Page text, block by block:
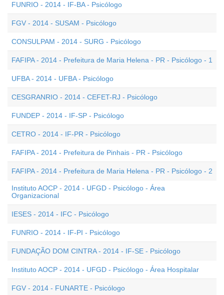
FUNRIO - 2014 - IF-BA - Psicólogo
FGV - 2014 - SUSAM - Psicólogo
CONSULPAM - 2014 - SURG - Psicólogo
FAFIPA - 2014 - Prefeitura de Maria Helena - PR - Psicólogo - 1
UFBA - 2014 - UFBA - Psicólogo
CESGRANRIO - 2014 - CEFET-RJ - Psicólogo
FUNDEP - 2014 - IF-SP - Psicólogo
CETRO - 2014 - IF-PR - Psicólogo
FAFIPA - 2014 - Prefeitura de Pinhais - PR - Psicólogo
FAFIPA - 2014 - Prefeitura de Maria Helena - PR - Psicólogo - 2
Instituto AOCP - 2014 - UFGD - Psicólogo - Área
Organizacional
IESES - 2014 - IFC - Psicólogo
FUNRIO - 2014 - IF-PI - Psicólogo
FUNDAÇÃO DOM CINTRA - 2014 - IF-SE - Psicólogo
Instituto AOCP - 2014 - UFGD - Psicólogo - Área Hospitalar
FGV - 2014 - FUNARTE - Psicólogo